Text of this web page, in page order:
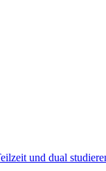
und dual